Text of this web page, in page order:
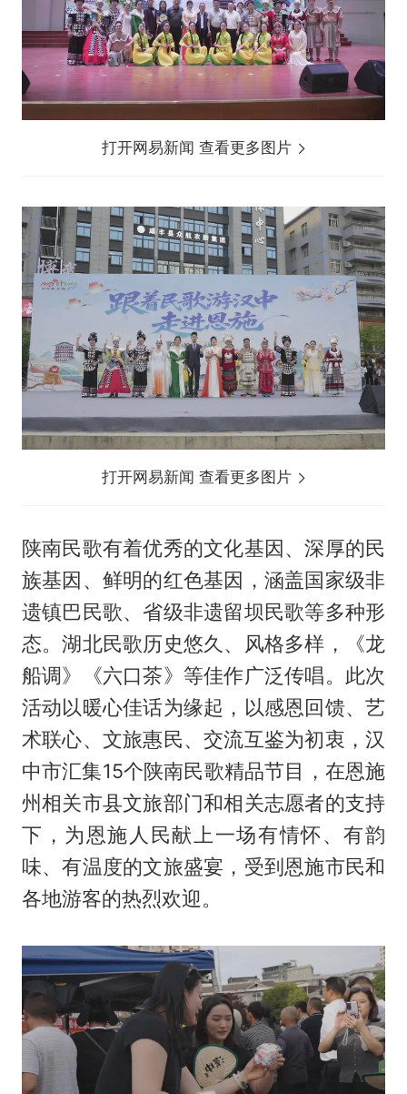
打开网易新闻 查看更多图片
打开网易新闻 查看更多图片
陕南民歌有着优秀的文化基因、深厚的民
族基因、鲜明的红色基因，涵盖国家级非
遗镇巴民歌、省级非遗留坝民歌等多种形
态。湖北民歌历史悠久、风格多样，《龙
船调》《六口茶》等佳作广泛传唱。此次
活动以暖心佳话为缘起，以感恩回馈、艺
术联心、文旅惠民、交流互鉴为初衷，汉
中市汇集15个陕南民歌精品节目，在恩施
州相关市县文旅部门和相关志愿者的支持
下，为恩施人民献上一场有情怀、有韵
味、有温度的文旅盛宴，受到恩施市民和
各地游客的热烈欢迎。